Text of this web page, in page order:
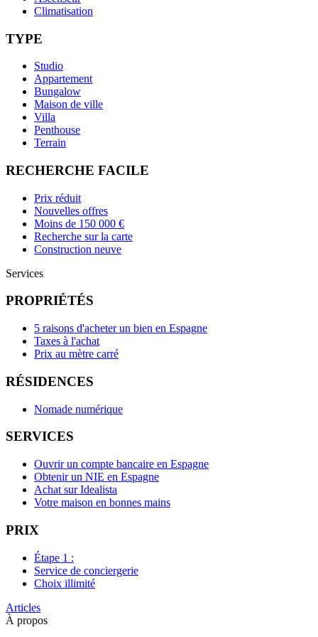
Climatisation
TYPE
Studio
Appartement
Bungalow
Maison de ville
Villa
Penthouse
Terrain
RECHERCHE FACILE
Prix réduit
Nouvelles offres
Moins de 150 000 €
Recherche sur la carte
Construction neuve
Services
PROPRIÉTÉS
5 raisons d'acheter un bien en Espagne
Taxes à l'achat
Prix au mètre carré
RÉSIDENCES
Nomade numérique
SERVICES
Ouvrir un compte bancaire en Espagne
Obtenir un NIE en Espagne
Achat sur Idealista
Votre maison en bonnes mains
PRIX
Étape 1 :
Service de conciergerie
Choix illimité
Articles
À propos